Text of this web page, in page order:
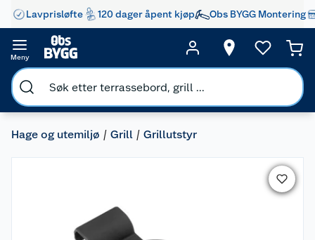
Lavprisløfte 120 dager åpent kjøp Obs BYGG Montering
Meny
Hage og utemiljø Grill Grillutstyr